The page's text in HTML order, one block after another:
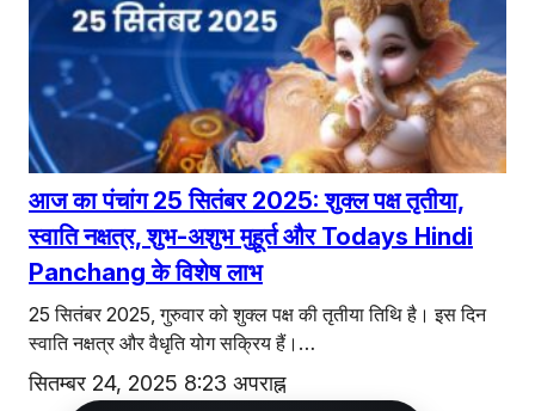
Facebook
Instagram
X
आज का पंचांग 25 सितंबर 2025: शुक्ल पक्ष तृतीया,
स्वाति नक्षत्र, शुभ-अशुभ मुहूर्त और Todays Hindi
Panchang के विशेष लाभ
25 सितंबर 2025, गुरुवार को शुक्ल पक्ष की तृतीया तिथि है। इस दिन
स्वाति नक्षत्र और वैधृति योग सक्रिय हैं।…
सितम्बर 24, 2025 8:23 अपराह्न